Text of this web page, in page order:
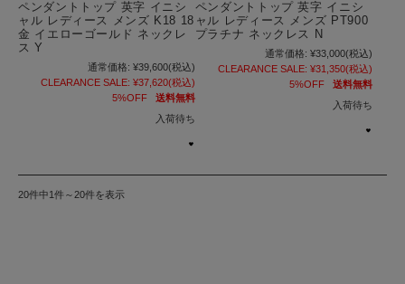
ペンダントトップ 英字 イニシ
ャル レディース メンズ K18 18
金 イエローゴールド ネックレ
ス Y
通常価格: ¥39,600(税込)
CLEARANCE SALE: ¥37,620(税込)
5%OFF
送料無料
入荷待ち
ペンダントトップ 英字 イニシ
ャル レディース メンズ PT900
プラチナ ネックレス N
通常価格: ¥33,000(税込)
CLEARANCE SALE: ¥31,350(税込)
5%OFF
送料無料
入荷待ち
20件中1件～20件を表示